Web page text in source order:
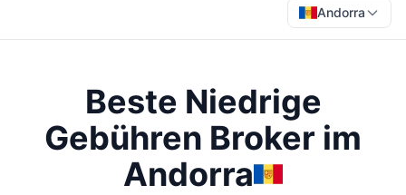
Andorra
Beste Niedrige
Gebühren Broker im
Andorra